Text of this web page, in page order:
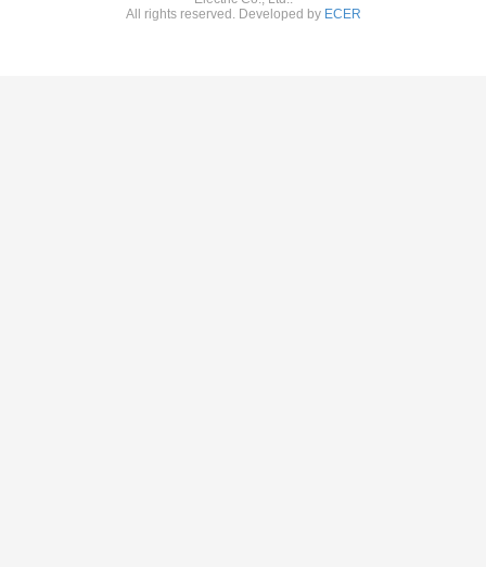
All rights reserved. Developed by ECER